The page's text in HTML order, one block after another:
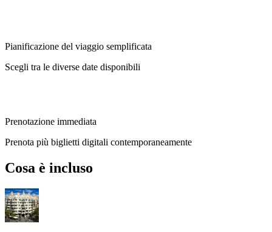
Pianificazione del viaggio semplificata
Scegli tra le diverse date disponibili
Prenotazione immediata
Prenota più biglietti digitali contemporaneamente
Cosa è incluso